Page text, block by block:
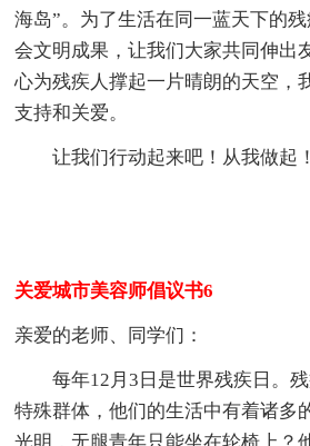
海岛”。为了生活在同一蓝天下的
会文明成果，让我们大家共同伸出
心为残疾人撑起一片晴朗的天空，
支持和关爱。
让我们行动起来吧！从我做起！
关爱城市美容师倡议书6
亲爱的老师、同学们：
每年12月3日是世界残疾日。残
特殊群体，他们的生活中有着诸多